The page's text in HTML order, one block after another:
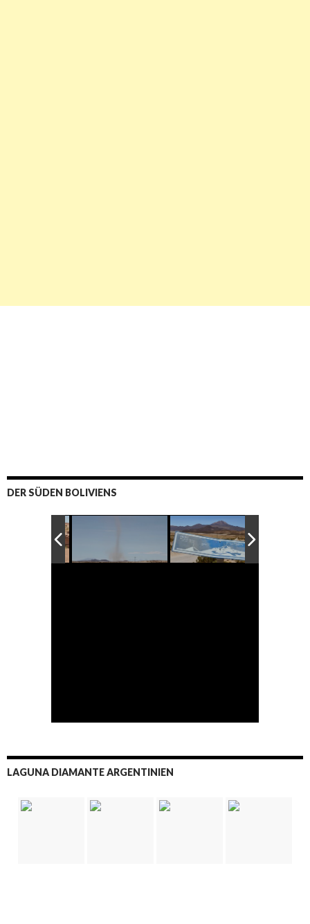
DER SÜDEN BOLIVIENS
LAGUNA DIAMANTE ARGENTINIEN